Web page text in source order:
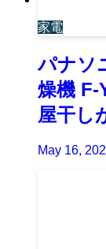
家電
パナソ
燥機 F-
屋干し
May 16,